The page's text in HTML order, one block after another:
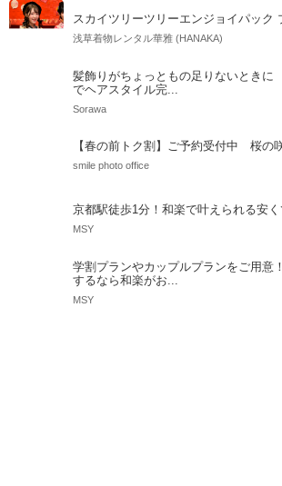
スカイツリーツリーエンジョイパック
浅草着物レンタル華雅 (HANAKA)
髪飾りがちょっともの足りないとき
でヘアスタイル完...
Sorawa
【春の前トク割】ご予約受付中 桜の
smile photo office
京都駅徒歩1分！和楽で叶えられる安く
MSY
学割プランやカップルプランをご用意
するなら和楽がお...
MSY